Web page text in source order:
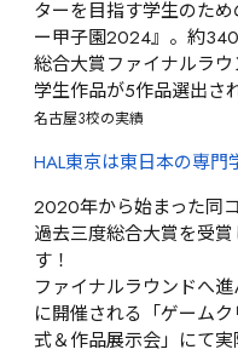
ターを目指す学生のた
ー甲子園2024』。約
総合大賞ファイナルラ
学生作品が5作品選出さ
名古屋3校の実績
HAL東京は東日本の専門
2020年から始まった同
過去三度総合大賞を受
す！
ファイナルラウンドへ
に開催される「ゲーム
式＆作品展示会」にて実